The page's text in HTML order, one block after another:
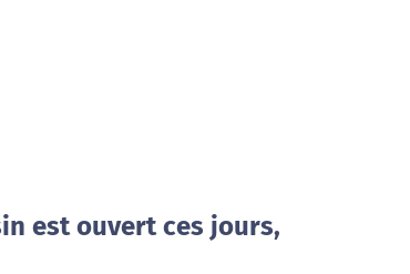
est ouvert ces jours,